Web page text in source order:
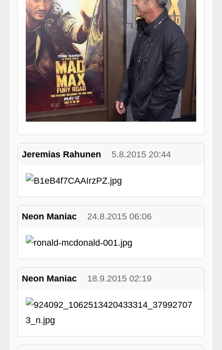
Jeremias Rahunen 5.8.2015 20:44
Neon Maniac 24.8.2015 06:06
Neon Maniac 18.9.2015 02:19